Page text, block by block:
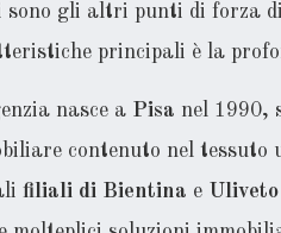
sono gli altri punti di forza di
principali è la
nasce a Pisa nel 1990,
contenuto nel tessuto
filiali di Bientina e